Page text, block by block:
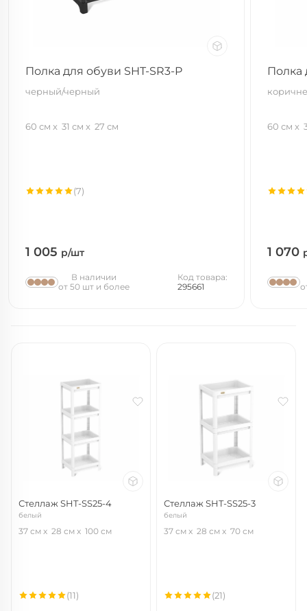
Полка для обуви SHT-SR3-P
черный/черный
60 см 31 см 27 см
1 005 р/шт
(7)
В наличии
от 50 шт и более
Код товара:
295661
Полка
60 см
1 070
Стеллаж SHT-SS25-4
белый
37 см 28 см 100 см
(11)
Стеллаж SHT-SS25-3
белый
37 см 28 см 70 см
(21)